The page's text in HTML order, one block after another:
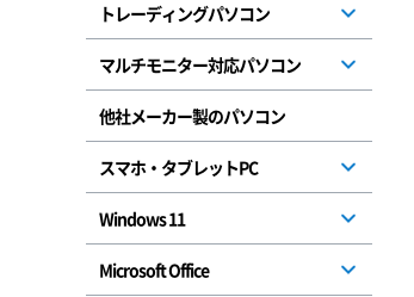
トレーディングパソコン
マルチモニター対応パソコン
他社メーカー製のパソコン
スマホ・タブレットPC
Windows 11
Microsoft Office